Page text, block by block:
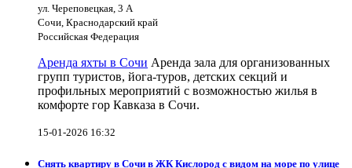
ул. Череповецкая, 3 А
Сочи, Краснодарский край
Российская Федерация
Аренда яхты в Сочи Аренда зала для организованных
групп туристов, йога-туров, детских секций и
профильных мероприятий с возможностью жилья в
комфорте гор Кавказа в Сочи.
15-01-2026 16:32
Снять квартиру в Сочи в ЖК Кислород с видом на море по улице